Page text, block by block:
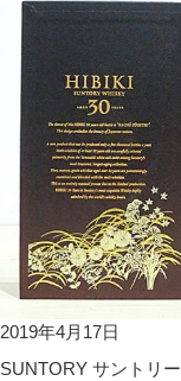
2019年4月17日
SUNTORY サントリ